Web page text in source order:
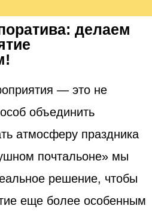
делаем
— это не
объединить
атмосферу праздника
почтальоне» мы
решение, чтобы
еще более особенным